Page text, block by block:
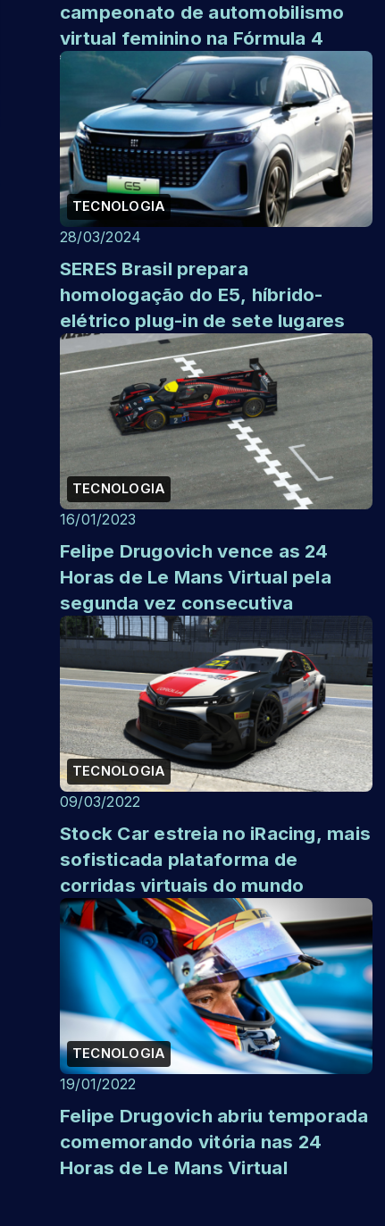
campeonato de automobilismo
virtual feminino na Fórmula 4
TECNOLOGIA
28/03/2024
SERES Brasil prepara
homologação do E5, híbrido-
elétrico plug-in de sete lugares
TECNOLOGIA
16/01/2023
Felipe Drugovich vence as 24
Horas de Le Mans Virtual pela
segunda vez consecutiva
TECNOLOGIA
09/03/2022
Stock Car estreia no iRacing, mais
sofisticada plataforma de
corridas virtuais do mundo
TECNOLOGIA
19/01/2022
Felipe Drugovich abriu temporada
comemorando vitória nas 24
Horas de Le Mans Virtual